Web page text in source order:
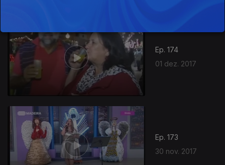
Ep. 174
01 dez. 2017
Ep. 173
30 nov. 2017